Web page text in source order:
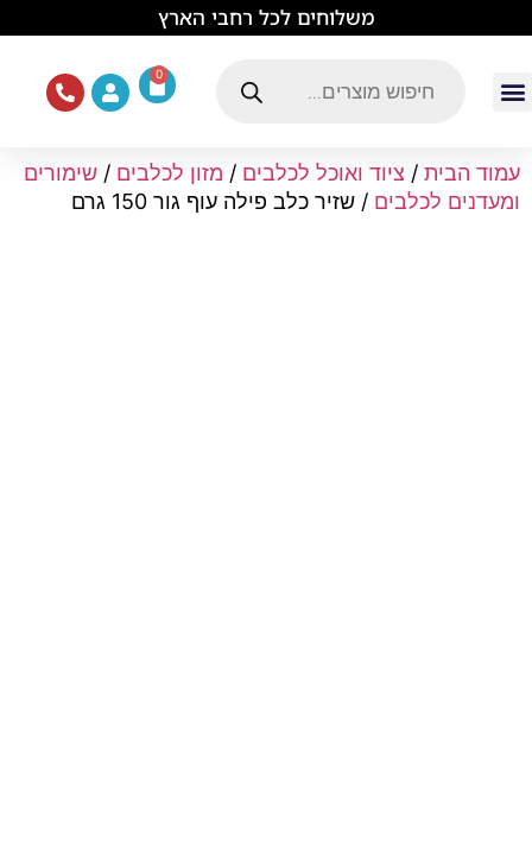
משלוחים לכל רחבי הארץ
0
עמוד הבית / ציוד ואוכל לכלבים / מזון לכלבים / שימורים
ומעדנים לכלבים / שזיר כלב פילה עוף גור 150 גרם